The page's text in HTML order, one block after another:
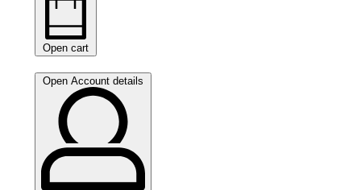
Open cart
Open Account details